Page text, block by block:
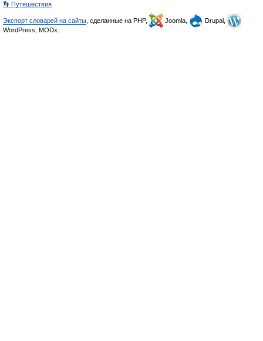
👣 Путешествия
Экспорт словарей на сайты , сделанные на PHP, Joomla,
Drupal,
WordPress, MODx.